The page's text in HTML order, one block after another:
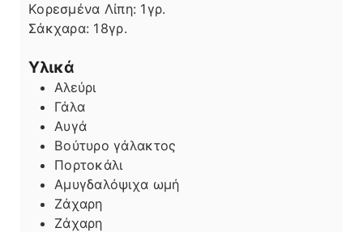
Κορεσμένα Λίπη: 1γρ.
Σάκχαρα: 18γρ.
Υλικά
Αλεύρι
Γάλα
Αυγά
Βούτυρο γάλακτος
Πορτοκάλι
Αμυγδαλόψιχα ωμή
Ζάχαρη
Ζάχαρη